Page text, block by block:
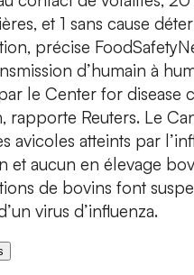
et 1 sans cause
précise
d’humain à
le Center for disease
rapporte Reuters. Le
avicoles atteints par
et aucun en élevage
de bovins font
virus d’influenza.